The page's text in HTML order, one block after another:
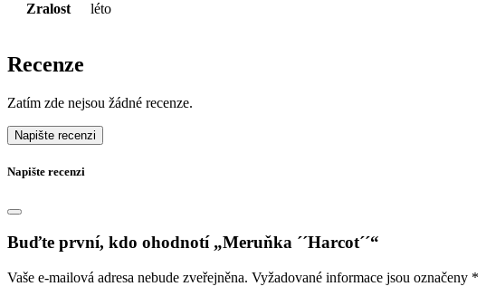
Zralost léto
Recenze
Zatím zde nejsou žádné recenze.
Napište recenzi
Napište recenzi
Buďte první, kdo ohodnotí „Meruňka ´´Harcot´´“
Vaše e-mailová adresa nebude zveřejněna. Vyžadované informace jsou označeny *